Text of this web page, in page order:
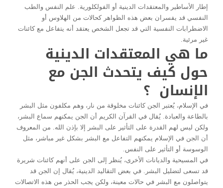
إطار الأساطير والمعتقدات الدينية أو الفولكلورية. علم النفس والطب
النفسي قد يفسران بعض هذه الظواهر كحالات من الهلاوس أو
الاضطرابات النفسية التي قد تجعل الشخص يعتقد أنه يتفاعل مع كائنات
غير مرئية.
ما هي المعتقدات الدينية
حول كيف يتحدث الجن مع
الإنسان ؟
في الإسلام، يُعتبر الجن كائنات مخلوقة من نار، وهم مكلفون مثل البشر
بالطاعة والعبادة. يُقال في القرآن الكريم أن الجن يمكنهم سماع البشر،
ولكن ليس لهم القدرة على التأثير على البشر إلا بإذن الله. من المعروف
أن الجن في الإسلام يمكنهم التفاعل مع البشر بشكل غير مباشر، مثل
الوسوسة أو التأثير على النفس.
في المسيحية والديانات الأخرى، يُنظر إلى الجن على أنهم كائنات شريرة
قد تسعى لتضليل البشر. في بعض التقاليد الدينية، يُقال إن الجن قد
يتواصلون مع البشر في حالات معينة، ولكن يجب الحذر من هذه الاتصالات